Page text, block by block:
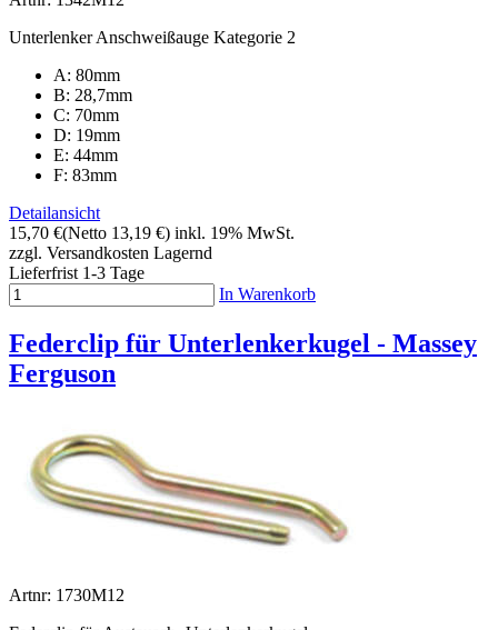
Unterlenker Anschweißauge Kategorie 2
A: 80mm
B: 28,7mm
C: 70mm
D: 19mm
E: 44mm
F: 83mm
Detailansicht
15,70 €(Netto 13,19 €) inkl. 19% MwSt.
zzgl. Versandkosten Lagernd
Lieferfrist 1-3 Tage
In Warenkorb
Federclip für Unterlenkerkugel - Massey
Ferguson
Artnr: 1730M12